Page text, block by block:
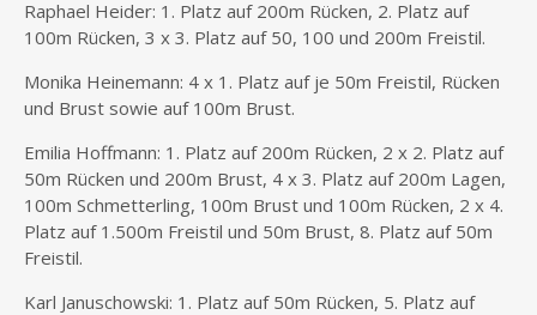
Raphael Heider: 1. Platz auf 200m Rücken, 2. Platz auf
100m Rücken, 3 x 3. Platz auf 50, 100 und 200m Freistil.
Monika Heinemann: 4 x 1. Platz auf je 50m Freistil, Rücken
und Brust sowie auf 100m Brust.
Emilia Hoffmann: 1. Platz auf 200m Rücken, 2 x 2. Platz auf
50m Rücken und 200m Brust, 4 x 3. Platz auf 200m Lagen,
100m Schmetterling, 100m Brust und 100m Rücken, 2 x 4.
Platz auf 1.500m Freistil und 50m Brust, 8. Platz auf 50m
Freistil.
Karl Januschowski: 1. Platz auf 50m Rücken, 5. Platz auf